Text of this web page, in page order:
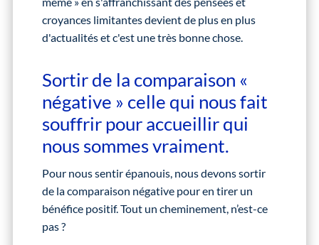
croyances limitantes devient de plus en plus
d'actualités et c'est une très bonne chose.
Sortir de la comparaison «
négative » celle qui nous fait
souffrir pour accueillir qui
nous sommes vraiment.
Pour nous sentir épanouis, nous devons sortir
de la comparaison négative pour en tirer un
bénéfice positif. Tout un cheminement, n’est-ce
pas ?